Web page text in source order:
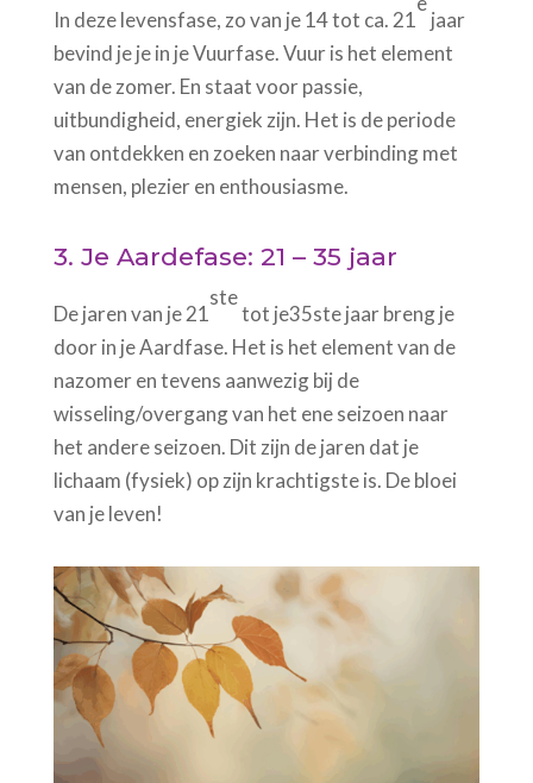
In deze levensfase, zo van je 14 tot ca. 21
jaar
bevind je je in je Vuurfase. Vuur is het element
van de zomer. En staat voor passie,
uitbundigheid, energiek zijn. Het is de periode
van ontdekken en zoeken naar verbinding met
mensen, plezier en enthousiasme.
3. Je Aardefase: 21 – 35 jaar
De jaren van je 21
ste
tot je35ste jaar breng je
door in je Aardfase. Het is het element van de
nazomer en tevens aanwezig bij de
wisseling/overgang van het ene seizoen naar
het andere seizoen. Dit zijn de jaren dat je
lichaam (fysiek) op zijn krachtigste is. De bloei
van je leven!